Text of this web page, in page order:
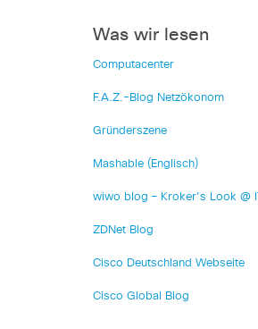
Was wir lesen
Computacenter
F.A.Z.-Blog Netzökonom
Gründerszene
Mashable (Englisch)
wiwo blog – Kroker's Look @ IT
ZDNet Blog
Cisco Deutschland Webseite
Cisco Global Blog